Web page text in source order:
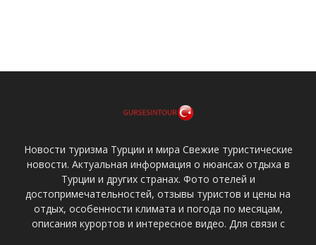
Новости туризма Турции и мира Свежие туристические
новости. Актуальная информация о нюансах отдыха в
Турции и других странах. Фото отелей и
достопримечательностей, отзывы туристов и цены на
отдых, особенности климата и погода по месяцам,
описания курортов и интересное видео. Для связи с